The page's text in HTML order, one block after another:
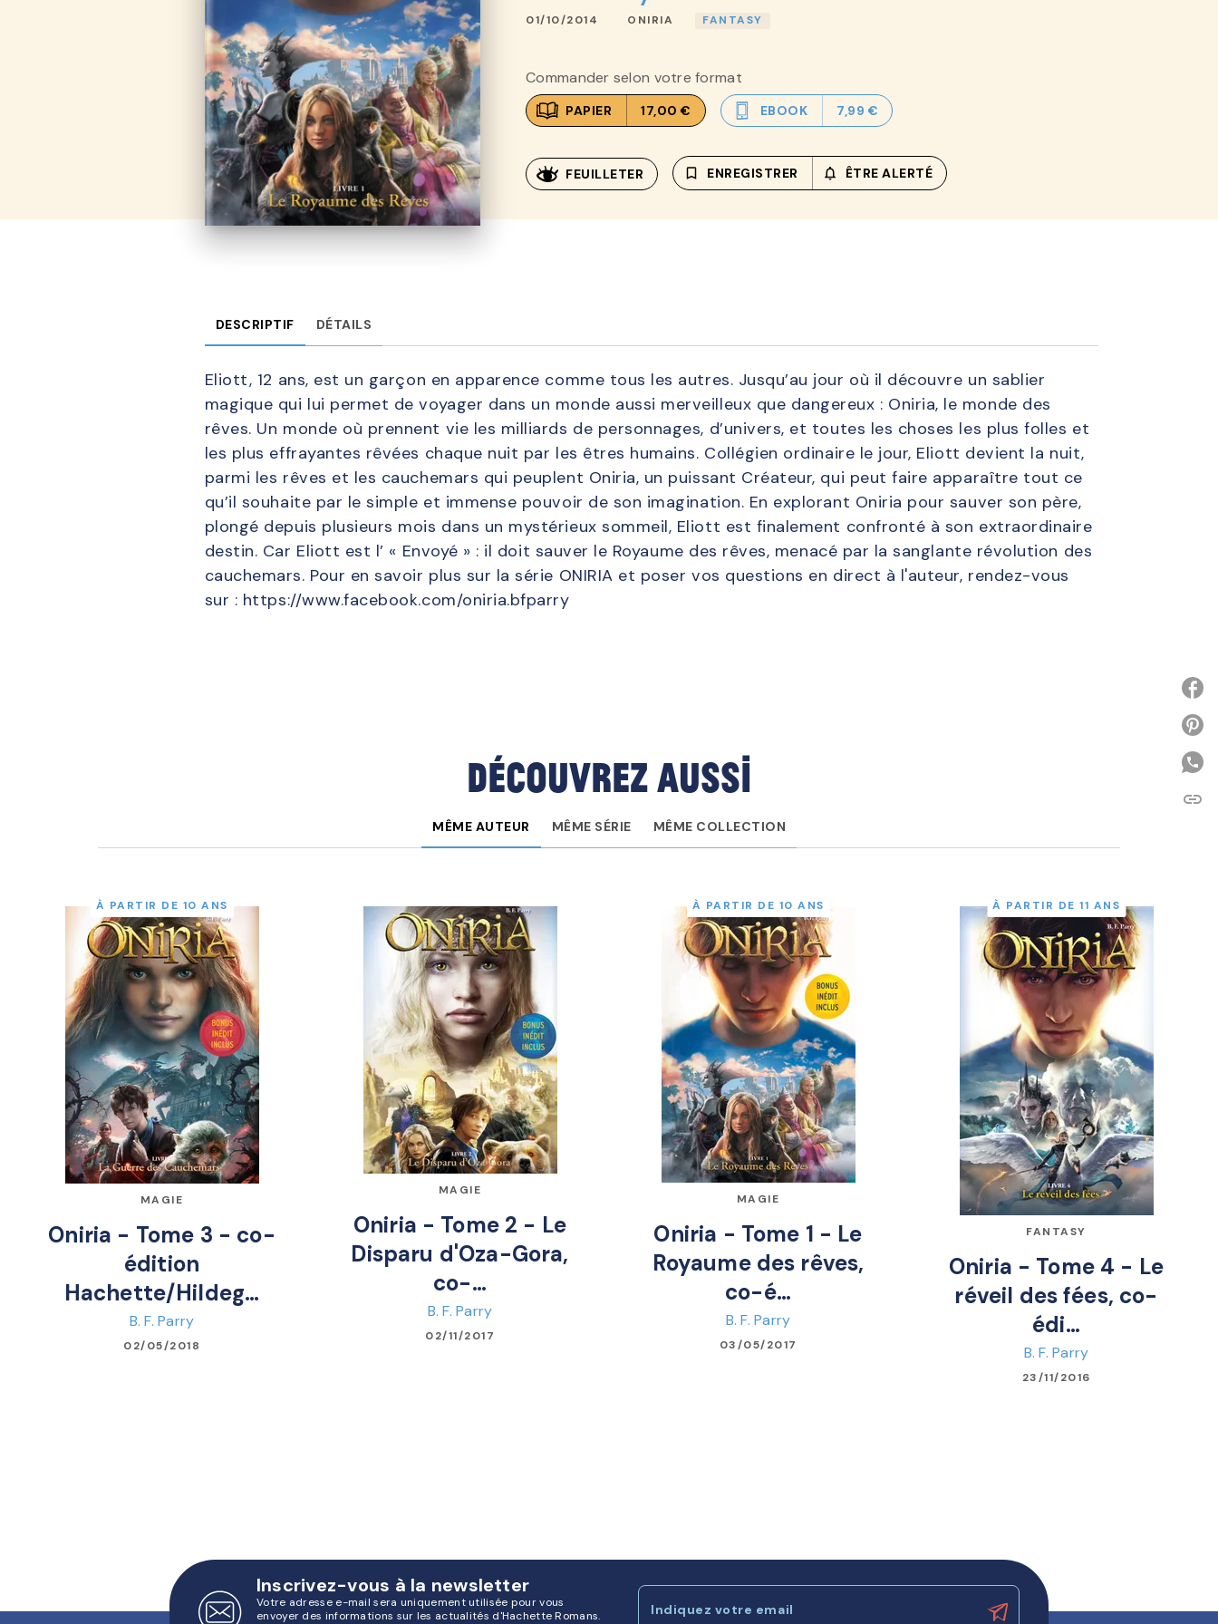
01/10/2014 ONIRIA FANTASY
Commander selon votre format
PAPIER 17,00 € EBOOK 7,99 €
FEUILLETER bookmark_border ENREGISTRER notifications_none_outlined
ÊTRE ALERTÉ
DESCRIPTIF DÉTAILS
Eliott, 12 ans, est un garçon en apparence comme tous les autres. Jusqu’au jour où il découvre un sablier
magique qui lui permet de voyager dans un monde aussi merveilleux que dangereux : Oniria, le monde des
rêves. Un monde où prennent vie les milliards de personnages, d’univers, et toutes les choses les plus folles et
les plus effrayantes rêvées chaque nuit par les êtres humains. Collégien ordinaire le jour, Eliott devient la nuit,
parmi les rêves et les cauchemars qui peuplent Oniria, un puissant Créateur, qui peut faire apparaître tout ce
qu’il souhaite par le simple et immense pouvoir de son imagination. En explorant Oniria pour sauver son père,
plongé depuis plusieurs mois dans un mystérieux sommeil, Eliott est finalement confronté à son extraordinaire
destin. Car Eliott est l’ « Envoyé » : il doit sauver le Royaume des rêves, menacé par la sanglante révolution des
cauchemars. Pour en savoir plus sur la série ONIRIA et poser vos questions en direct à l'auteur, rendez-vous
sur : https://www.facebook.com/oniria.bfparry
Découvrez aussi
MÊME AUTEUR MÊME SÉRIE MÊME COLLECTION
À PARTIR DE 10 ANS
MAGIE
Oniria - Tome 3 - co-
édition
Hachette/Hildeg…
B. F. Parry
02/05/2018
MAGIE
Oniria - Tome 2 - Le
Disparu d'Oza-Gora,
co-…
B. F. Parry
02/11/2017
À PARTIR DE 10 ANS
MAGIE
Oniria - Tome 1 - Le
Royaume des rêves,
co-é…
B. F. Parry
03/05/2017
À PARTIR DE 11 ANS
FANTASY
Oniria - Tome 4 - Le
réveil des fées, co-
édi…
B. F. Parry
23/11/2016
link
Inscrivez-vous à la newsletter
Votre adresse e-mail sera uniquement utilisée pour vous
envoyer des informations sur les actualités d'Hachette Romans.
Indiquez votre email